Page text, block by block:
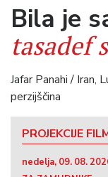
Bila je
tasadef
Jafar Panahi / Iran,
perzijščina
PROJEKCIJE
nedelja, 09. 08.